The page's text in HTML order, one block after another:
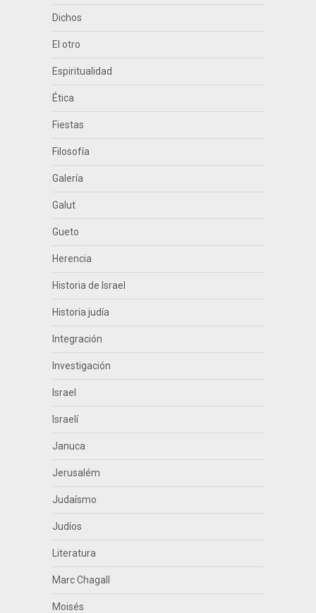
Dichos
El otro
Espiritualidad
Ética
Fiestas
Filosofía
Galería
Galut
Gueto
Herencia
Historia de Israel
Historia judía
Integración
Investigación
Israel
Israelí
Januca
Jerusalém
Judaísmo
Judíos
Literatura
Marc Chagall
Moisés